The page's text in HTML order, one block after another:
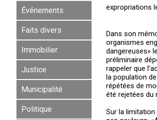
Événements
Faits divers
Immobilier
Justice
Municipalité
Politique
expropriations
Dans son
organismes
dangereuses»
préliminaire
rappeler que
la population
répétées de
été rejetées du
Sur la